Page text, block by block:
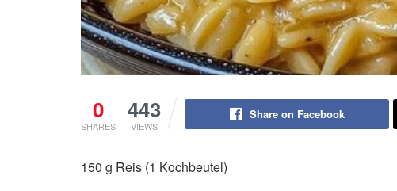
0
SHARES
443
VIEWS
Share on Facebook
150 g Reis (1 Kochbeutel)